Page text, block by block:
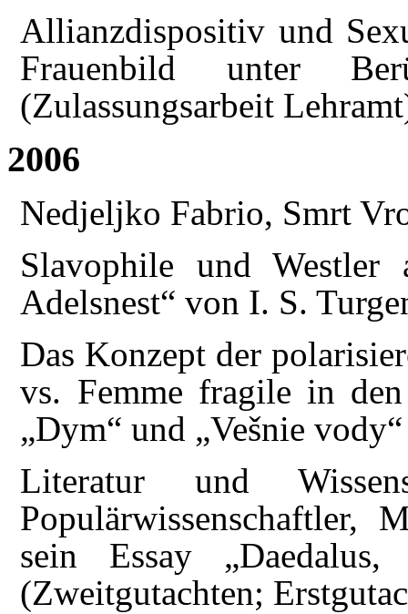
Allianzdispositiv und
Frauenbild unter
(Zulassungsarbeit
2006
Nedjeljko Fabrio, Smrt
Slavophile und Westler
Adelsnest“ von I. S.
Das Konzept der
vs. Femme fragile in
„Dym“ und „Vešnie
Literatur und
Populärwissenschaftler,
sein Essay
(Zweitgutachten;